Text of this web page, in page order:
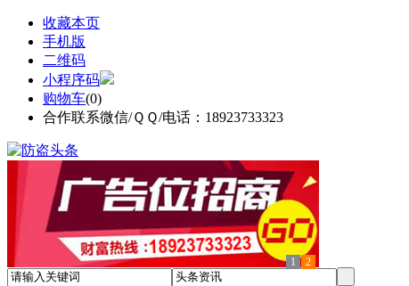
收藏本页
手机版
二维码
小程序码
购物车(0)
合作联系微信/ＱＱ/电话：18923733323
1 2